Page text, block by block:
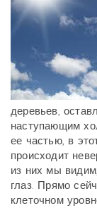
деревьев,
наступающим
ее частью, в
происходит
из них мы
глаз. Прямо
клеточном